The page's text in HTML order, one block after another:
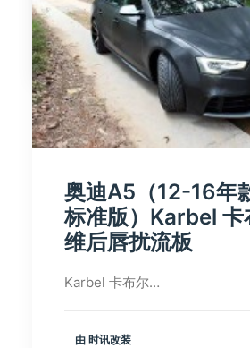
由 时讯改装
奥迪A5（12-16年
标准版）Karbel 卡
维后唇扰流板
Karbel 卡布尔…
由 时讯改装